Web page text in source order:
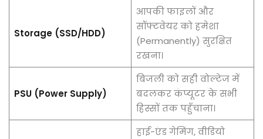
Storage (SSD/HDD)
आपकी फाइलों और
सॉफ्टवेयर को हमेशा
(Permanently) सुरक्षित
रखना।
PSU (Power Supply)
बिजली को सही वोल्टेज में
बदलकर कंप्यूटर के सभी
हिस्सों तक पहुँचाना।
हाई-एंड गेमिंग, वीडियो